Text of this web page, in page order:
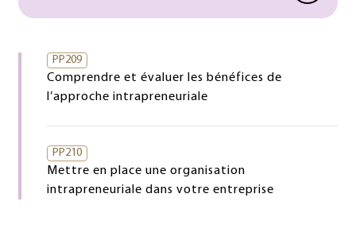
PP209
Comprendre et évaluer les bénéfices de
l’approche intrapreneuriale
PP210
Mettre en place une organisation
intrapreneuriale dans votre entreprise